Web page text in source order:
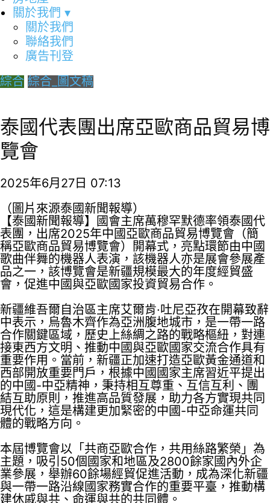
關於我們 ▾
關於我們
聯絡我們
廣告刊登
綜合 綜合_圖文稿
泰國代表團出席亞歐商品貿易博
覽會
2025年6月27日 07:13
（圖片來源泰國新聞報導）
【泰國新聞報導】國會主席萬穆罕默德率領泰國代
表團，出席2025年中國亞歐商品貿易博覽會（簡
稱亞歐商品貿易博覽會）開幕式，亮點環節由中國
歌曲伴舞的機器人表演，該機器人亦是展會參展產
品之一，該博覽會是新疆規模最大的年度經貿盛
會，促進中國與亞歐國家投資貿易合作。
新疆維吾爾自治區主席艾爾肯·吐尼亞孜在開幕致辭
中表示，烏魯木齊作為亞洲腹地城市，是一帶一路
合作關鍵區域，歷史上絲綢之路的戰略樞紐，對連
接東西方文明、推動中國與亞歐國家交流合作具有
重要作用。當前，新疆正加速打造亞歐黃金通道和
西部開放重要門戶，根據中國國家主席習近平提出
的中國-中亞精神，秉持相互尊重、互信互利、團
結互助原則，推進高品質發展，助力各方實現共同
現代化，這是構建更加緊密的中國-中亞命運共同
體的戰略方向。
本屆博覽會以「共商亞歐合作，共用絲路繁榮」為
主題，吸引50個國家和地區及2800餘家國內外企
業參展，舉辦60餘場經貿促進活動，成為深化新疆
與一帶一路沿線國家務實合作的重要平臺，推動構
建休戚與共、命運與共的共同體。